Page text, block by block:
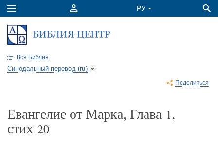
Вся Библия
Синодальный перевод (ru)
Поделиться
Евангелие от Марка, Глава 1,
стих 20